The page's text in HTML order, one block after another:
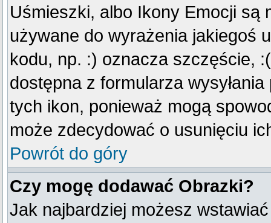
Uśmieszki, albo Ikony Emocji są
używane do wyrażenia jakiegoś
kodu, np. :) oznacza szczęście,
dostępna z formularza
tych ikon, ponieważ mogą
może zdecydować o usunięciu
Powrót do góry
Czy mogę dodawać Obrazki?
Jak najbardziej możesz